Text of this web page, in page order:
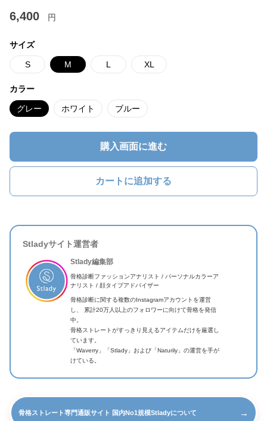
6,400 円
サイズ
S M L XL
カラー
グレー ホワイト ブルー
購入画面に進む
カートに追加する
Stladyサイト運営者
Stlady編集部
骨格診断ファッションアナリスト / パーソナルカラーア
ナリスト / 顔タイプアドバイザー
骨格診断に関する複数のInstagramアカウントを運営
し、 累計20万人以上のフォロワーに向けて骨格を発信
中。
骨格ストレートがすっきり見えるアイテムだけを厳選し
ています。
「Waverry」「Stlady」および「Naturily」の運営を手が
けている。
骨格ストレート専門通販サイト 国内No1規模Stladyについて →